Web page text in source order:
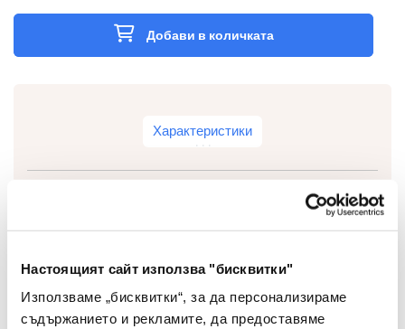
Настоящият сайт използва "бисквитки"
Използваме „бисквитки“, за да персонализираме
съдържанието и рекламите, да предоставяме
Добави в количката
Характеристики
Тип Почистващ препарат
Вид Веро
Цвят Син